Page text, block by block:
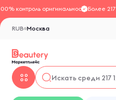
контроль оригинальностиБолее
Москва
RUB